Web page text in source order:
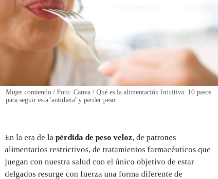
Mujer comiendo / Foto: Canva / Qué es la alimentación Intuitiva: 10 pasos
para seguir esta 'antidieta' y perder peso
En la era de la pérdida de peso veloz, de patrones
alimentarios restrictivos, de tratamientos farmacéuticos que
juegan con nuestra salud con el único objetivo de estar
delgados resurge con fuerza una forma diferente de